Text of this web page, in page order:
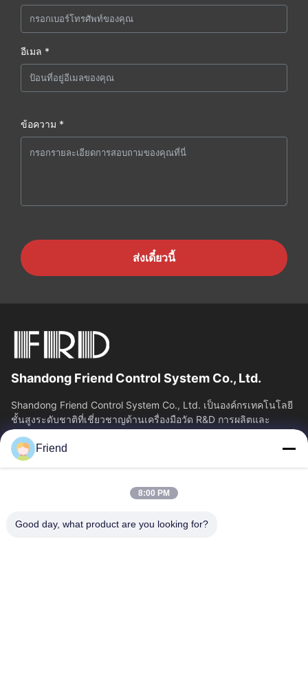
อีเมล *
ข้อความ *
ส่งเดี๋ยวนี้
Shandong Friend Control System Co., Ltd.
Shandong Friend Control System Co., Ltd. เป็นองค์กรเทคโนโลยี
ชั้นสูงระดับชาติที่เชี่ยวชาญด้านเครื่องมือวัด R&D การผลิตและ
บริการควบคุมอุตสาหกรรม...
ลิงค์เร็ว
เกี่ยวกับเรา
ทัวร์โรงงาน
ควบคุมคุณภาพ
Friend
8:00 PM
Good day, what product are you looking for?